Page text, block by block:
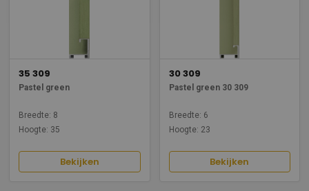
35 309
Pastel green
Breedte: 8
Hoogte: 35
Bekijken
30 309
Pastel green 30 309
Breedte: 6
Hoogte: 23
Bekijken